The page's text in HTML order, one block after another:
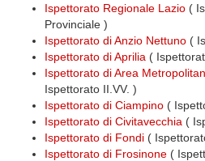
Ispettorato Regionale Lazio (
Provinciale )
Ispettorato di Anzio Nettuno (
Ispettorato di Aprilia (
Ispettorato di Area
Ispettorato II.VV. )
Ispettorato di Ciampino (
Ispettorato di Civitavecchia (
Ispettorato di Fondi (
Ispettorato di Frosinone (